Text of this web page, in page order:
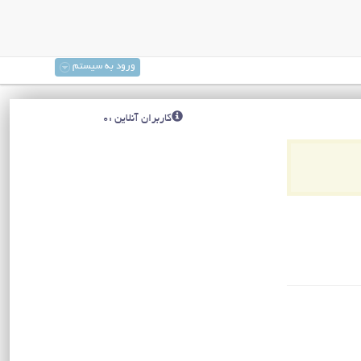
ورود به سیستم
کاربران آنلاین :0